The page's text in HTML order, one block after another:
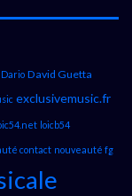
Dario David Guetta
exclusivemusic.fr
loicb54
contact nouveauté fg